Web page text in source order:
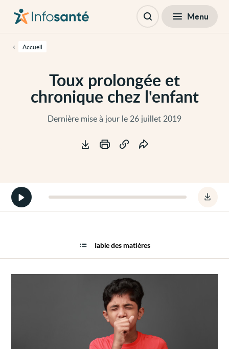
contenu
cette
principale
Toux prolongée et
chronique chez l'enfant
Dernière mise à jour le 26 juillet 2019
Accueil
principale
Ouvrir Menu
le
Démarrer
la
version
Table des matières
Table des matières Fermer